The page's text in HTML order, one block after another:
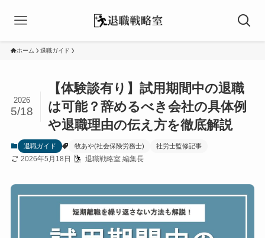
ホーム 退職ガイド
【体験談有り】試用期間中の退職
は可能？辞めるべき会社の具体例
や退職理由の伝え方を徹底解説
2026
5/18
退職ガイド 牧あや(社会保険労務士) 社労士監修記事
2026年5月18日 退職戦略室 編集長